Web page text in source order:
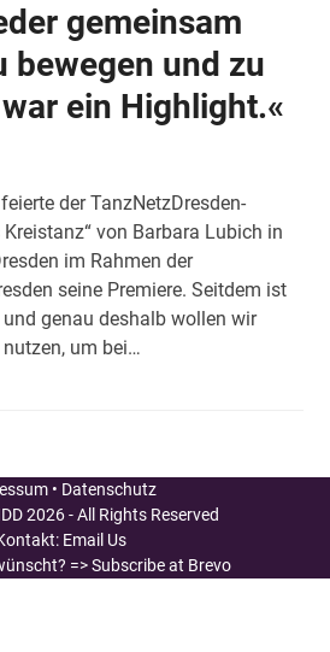
gemeinsam
bewegen und zu
ein Highlight.«
der TanzNetzDresden-
Kreistanz“ von Barbara Lubich in
im Rahmen der
seine Premiere. Seitdem ist
genau deshalb wollen wir
um bei…
• Datenschutz
2026 - All Rights Reserved
Email Us
=> Subscribe at Brevo